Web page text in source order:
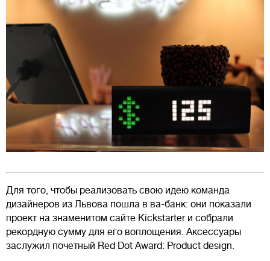
Для того, чтобы реализовать свою идею команда
дизайнеров из Львова пошла в ва-банк: они показали
проект на знаменитом сайте Kickstarter и собрали
рекордную сумму для его воплощения. Аксессуары
заслужил почетный Red Dot Award: Product design.